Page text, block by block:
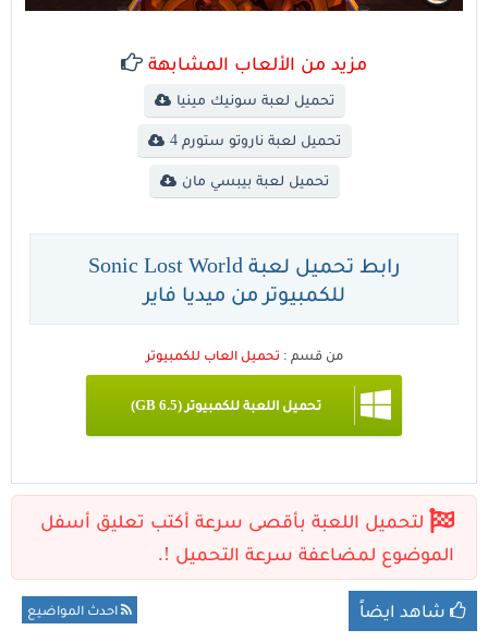
مزيد من الألعاب المشابهة
تحميل لعبة سونيك مينيا
تحميل لعبة ناروتو ستورم 4
تحميل لعبة بيبسي مان
رابط تحميل لعبة Sonic Lost World
للكمبيوتر من ميديا فاير
من قسم : تحميل العاب للكمبيوتر
تحميل اللعبة للكمبيوتر (6.5 GB)
شاهد ايضاً احدث المواضيع